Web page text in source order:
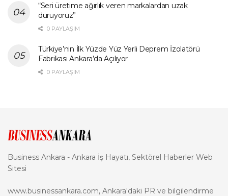
“Seri üretime ağırlık veren markalardan uzak
duruyoruz”
0 PAYLAŞIM
Türkiye’nin İlk Yüzde Yüz Yerli Deprem İzolatörü
Fabrikası Ankara’da Açılıyor
0 PAYLAŞIM
Business Ankara - Ankara İş Hayatı, Sektörel Haberler Web
Sitesi
www.businessankara.com, Ankara'daki PR ve bilgilendirme